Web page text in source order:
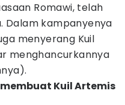
Romawi, telah
Dalam kampanyenya
menyerang Kuil
menghancurkannya
Kuil Artemis